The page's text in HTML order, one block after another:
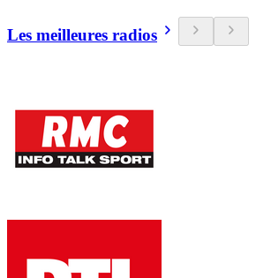
Les meilleures radios